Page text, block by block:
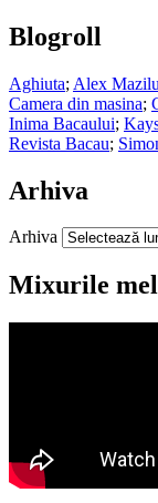
Blogroll
Aghiuta; Alex Mazilu
Camera din masina;
Inima Bacaului;
Revista Bacau;
Arhiva
Arhiva
Mixurile